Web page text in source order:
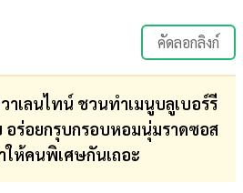
คัดลอกลิงก์
าเลนไทน์ ชวนทำเมนูบลูเบอร์รี
อร่อยกรุบกรอบหอมนุ่มราดซอส
ให้คนพิเศษกันเถอะ